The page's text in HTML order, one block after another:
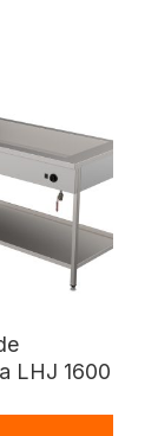
LHJ 1600